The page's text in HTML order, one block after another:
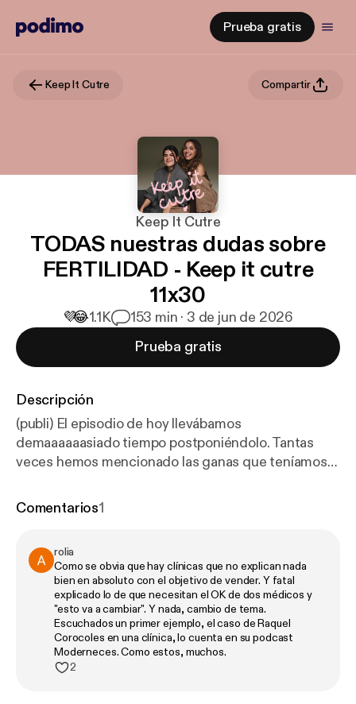
Prueba gratis
Keep It Cutre Compartir
Keep It Cutre
TODAS nuestras dudas sobre
FERTILIDAD - Keep it cutre
11x30
💜😂1.1K 153 min · 3 de jun de 2026
Prueba gratis
Descripción
(publi) El episodio de hoy llevábamos
demaaaaaasiado tiempo postponiéndolo. Tantas
veces hemos mencionado las ganas que teníamos
experta… Y, de repente, llegó Concibe by Merck a
Guzmán (@saritaguzzman) por su generosidad en el
capítulo de hoy. Ojalá, de corazón, os guste
muchísimo!!Y acordaos de seguir el proyecto en su
web e Instagram (@concibe_merck) para no
perderos NADA:https://www.concibe.es/home.htm
#DíaMundialDeLaFertilidad
Comentarios1
rolia
Como se obvia que hay clínicas que no explican nada
bien en absoluto con el objetivo de vender. Y fatal
explicado lo de que necesitan el OK de dos médicos y
"esto va a cambiar". Y nada, cambio de tema.
Escuchados un primer ejemplo, el caso de Raquel
Corocoles en una clínica, lo cuenta en su podcast
Moderneces. Como estos, muchos.
2